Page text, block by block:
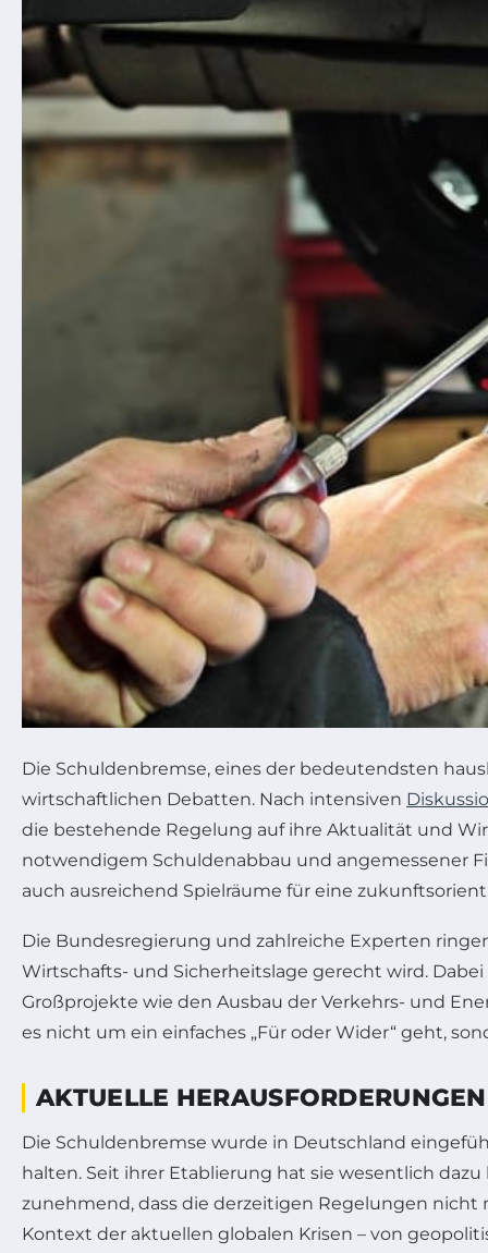
Die Schuldenbremse, eines der bedeutendsten
wirtschaftlichen Debatten. Nach intensiven
die bestehende Regelung auf ihre Aktualität und
notwendigem Schuldenabbau und angemessener
auch ausreichend Spielräume für eine
Die Bundesregierung und zahlreiche Experten
Wirtschafts- und Sicherheitslage gerecht wird.
Großprojekte wie den Ausbau der Verkehrs- und
es nicht um ein einfaches „Für oder Wider“ geht,
AKTUELLE
Die Schuldenbremse wurde in Deutschland
halten. Seit ihrer Etablierung hat sie wesentlich
zunehmend, dass die derzeitigen Regelungen
Kontext der aktuellen globalen Krisen – von